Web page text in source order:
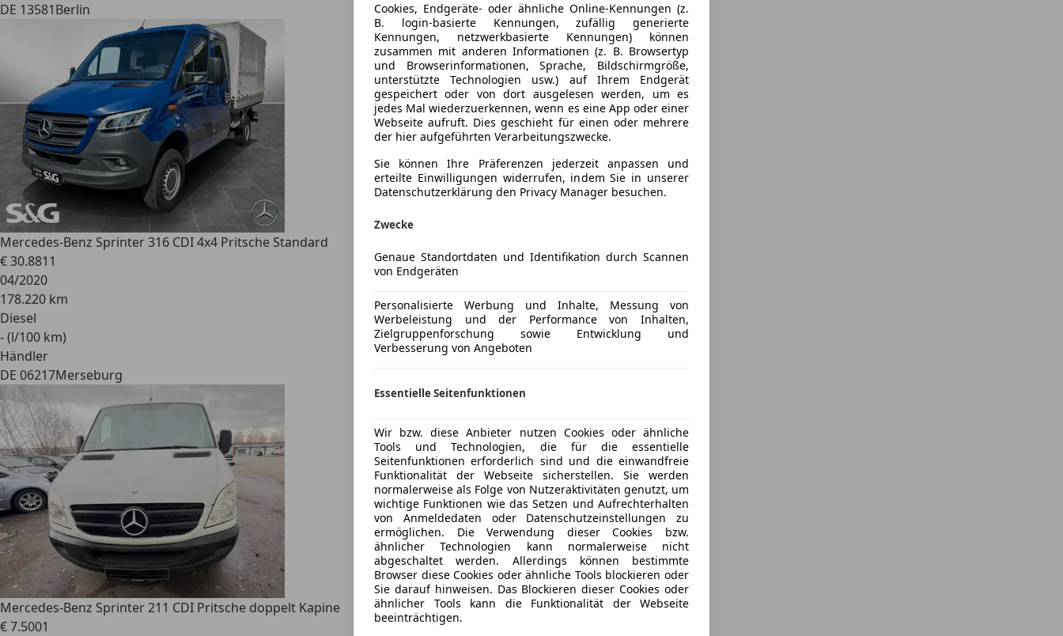
DE 13581Berlin
Mercedes-Benz Sprinter 316 CDI 4x4 Pritsche Standard
€ 30.8811
04/2020
178.220 km
Diesel
- (l/100 km)
Händler
DE 06217Merseburg
Mercedes-Benz Sprinter 211 CDI Pritsche doppelt Kapine
€ 7.5001
Cookies, Endgeräte- oder ähnliche Online-Kennungen (z.
B. login-basierte Kennungen, zufällig generierte
Kennungen, netzwerkbasierte Kennungen) können
zusammen mit anderen Informationen (z. B. Browsertyp
und Browserinformationen, Sprache, Bildschirmgröße,
unterstützte Technologien usw.) auf Ihrem Endgerät
gespeichert oder von dort ausgelesen werden, um es
jedes Mal wiederzuerkennen, wenn es eine App oder einer
Webseite aufruft. Dies geschieht für einen oder mehrere
der hier aufgeführten Verarbeitungszwecke.
Sie können Ihre Präferenzen jederzeit anpassen und
erteilte Einwilligungen widerrufen, indem Sie in unserer
Datenschutzerklärung den Privacy Manager besuchen.
Zwecke
Genaue Standortdaten und Identifikation durch Scannen
von Endgeräten
Personalisierte Werbung und Inhalte, Messung von
Werbeleistung und der Performance von Inhalten,
Zielgruppenforschung sowie Entwicklung und
Verbesserung von Angeboten
Essentielle Seitenfunktionen
Wir bzw. diese Anbieter nutzen Cookies oder ähnliche
Tools und Technologien, die für die essentielle
Seitenfunktionen erforderlich sind und die einwandfreie
Funktionalität der Webseite sicherstellen. Sie werden
normalerweise als Folge von Nutzeraktivitäten genutzt, um
wichtige Funktionen wie das Setzen und Aufrechterhalten
von Anmeldedaten oder Datenschutzeinstellungen zu
ermöglichen. Die Verwendung dieser Cookies bzw.
ähnlicher Technologien kann normalerweise nicht
abgeschaltet werden. Allerdings können bestimmte
Browser diese Cookies oder ähnliche Tools blockieren oder
Sie darauf hinweisen. Das Blockieren dieser Cookies oder
ähnlicher Tools kann die Funktionalität der Webseite
beeinträchtigen.